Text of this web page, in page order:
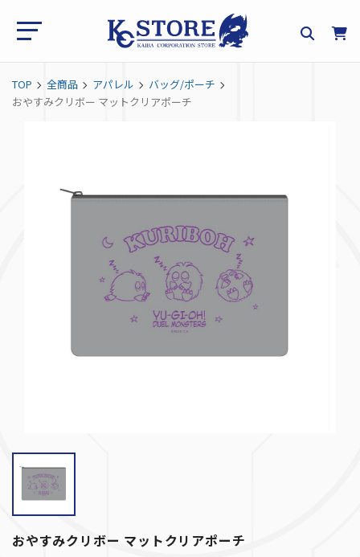
TOP 全商品 アパレル
バッグ/ポーチ
おやすみクリボー マットクリアポーチ
おやすみクリボー マットクリアポーチ